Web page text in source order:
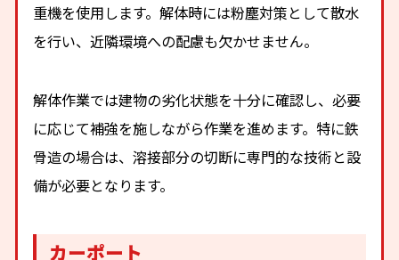
重機を使用します。解体時には粉塵対策として散水
を行い、近隣環境への配慮も欠かせません。
解体作業では建物の劣化状態を十分に確認し、必要
に応じて補強を施しながら作業を進めます。特に鉄
骨造の場合は、溶接部分の切断に専門的な技術と設
備が必要となります。
カーポート